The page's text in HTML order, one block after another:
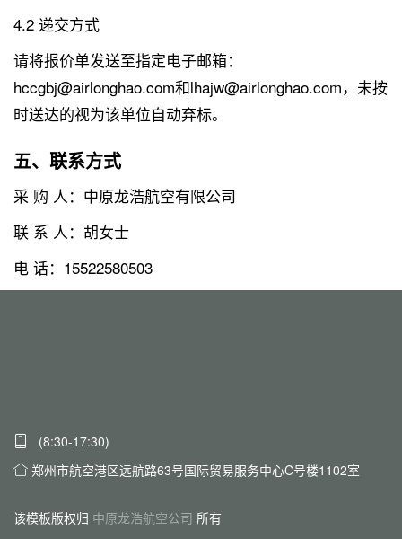
4.2 递交方式
请将报价单发送至指定电子邮箱：
hccgbj@airlonghao.com和lhajw@airlonghao.com，未按
时送达的视为该单位自动弃标。
五、联系方式
采 购 人：中原龙浩航空有限公司
联 系 人：胡女士
电 话：15522580503
(8:30-17:30)
郑州市航空港区远航路63号国际贸易服务中心C号楼1102室
该模板版权归 中原龙浩航空公司 所有